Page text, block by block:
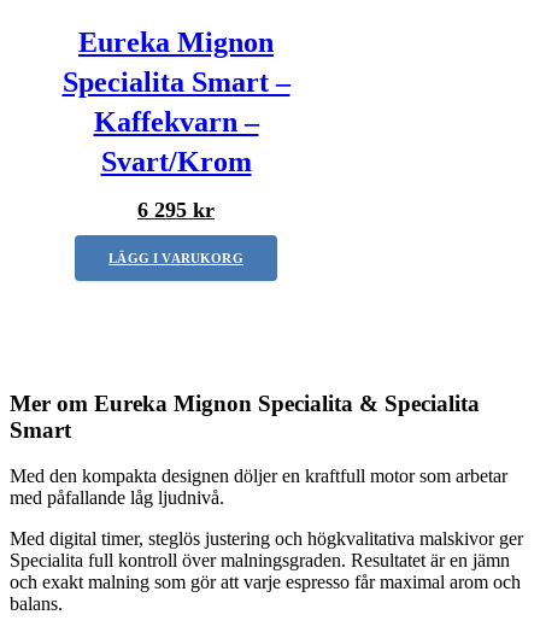
Eureka Mignon
Specialita Smart –
Kaffekvarn –
Svart/Krom
6 295 kr
LÄGG I VARUKORG
Mer om Eureka Mignon Specialita & Specialita
Smart
Med den kompakta designen döljer en kraftfull motor som arbetar
med påfallande låg ljudnivå.
Med digital timer, steglös justering och högkvalitativa malskivor ger
Specialita full kontroll över malningsgraden. Resultatet är en jämn
och exakt malning som gör att varje espresso får maximal arom och
balans.